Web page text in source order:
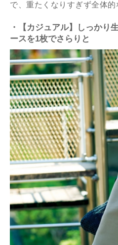
で、重たくなりすぎず全体
・【カジュアル】しっかり
ースを1枚でさらりと